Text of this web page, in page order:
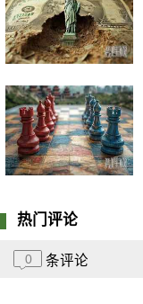
热门评论
0 条评论